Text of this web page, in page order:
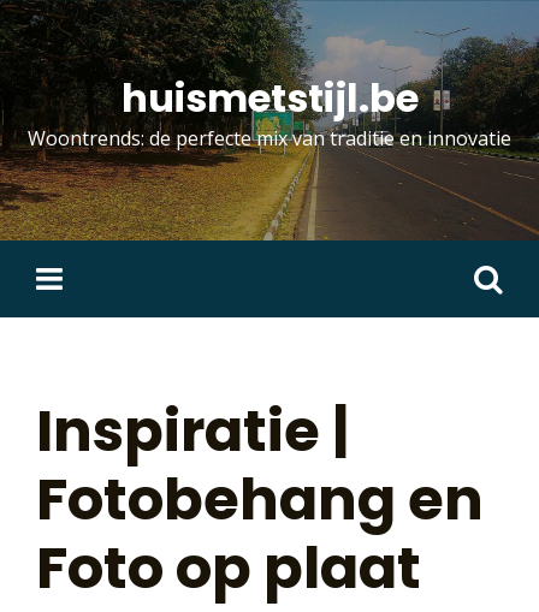
Skip
to
content
huismetstijl.be
Woontrends: de perfecte mix van traditie en innovatie
Zoeken
naar:
Inspiratie |
Fotobehang en
Foto op plaat